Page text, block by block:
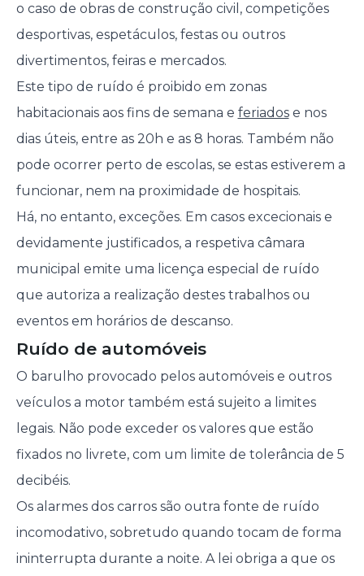
o caso de obras de construção civil, competições
desportivas, espetáculos, festas ou outros
divertimentos, feiras e mercados.
Este tipo de ruído é proibido em zonas
habitacionais aos fins de semana e feriadose nos
dias úteis, entre as 20h e as 8 horas. Também não
pode ocorrer perto de escolas, se estas estiverem a
funcionar, nem na proximidade de hospitais.
Há, no entanto, exceções. Em casos excecionais e
devidamente justificados, a respetiva câmara
municipal emite uma licença especial de ruído
que autoriza a realização destes trabalhos ou
eventos em horários de descanso.
Ruído de automóveis
O barulho provocado pelos automóveis e outros
veículos a motor também está sujeito a limites
legais. Não pode exceder os valores que estão
fixados no livrete, com um limite de tolerância de 5
decibéis.
Os alarmes dos carros são outra fonte de ruído
incomodativo, sobretudo quando tocam de forma
ininterrupta durante a noite. A lei obriga a que os